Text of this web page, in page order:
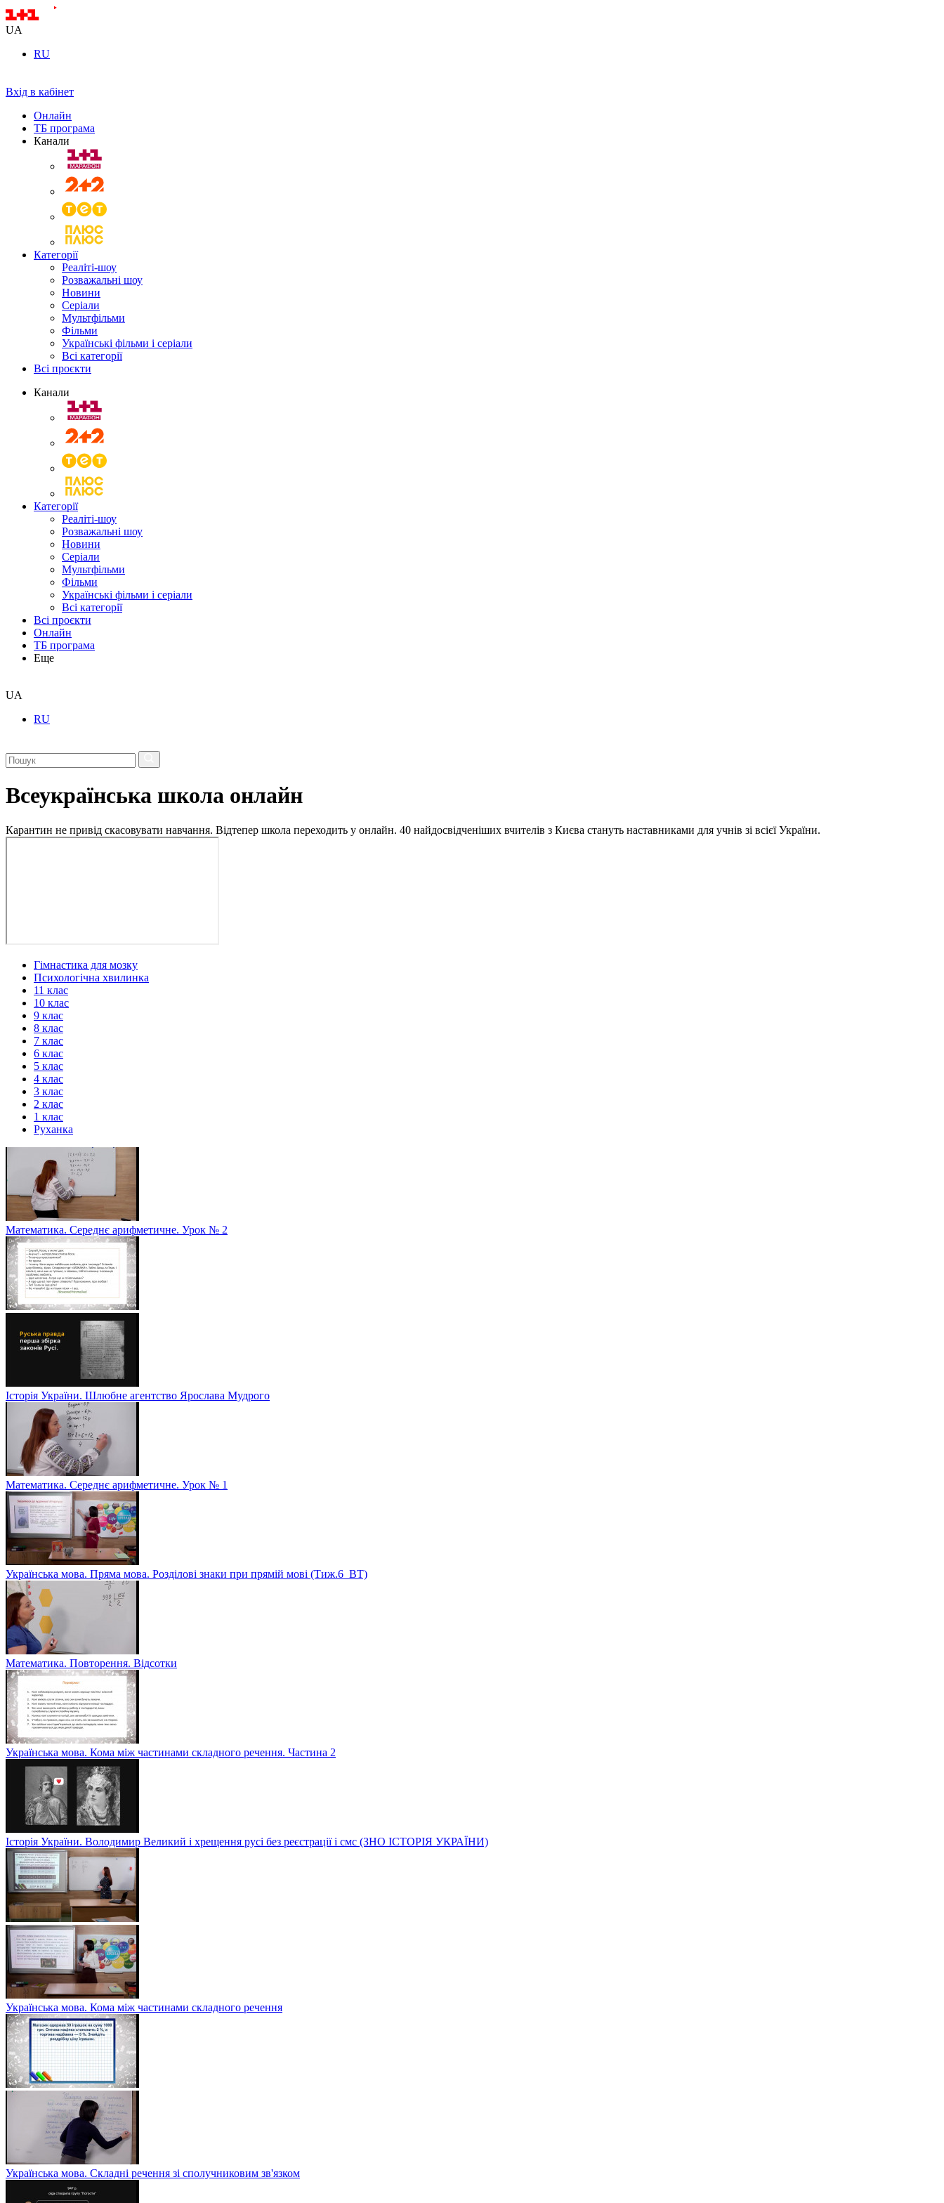
UA
RU
Вхід в кабінет
Онлайн
ТБ програма
Канали
Категорії
Реаліті-шоу
Розважальні шоу
Новини
Серіали
Мультфільми
Фільми
Українські фільми і серіали
Всі категорії
Всі проєкти
Канали
Категорії
Реаліті-шоу
Розважальні шоу
Новини
Серіали
Мультфільми
Фільми
Українські фільми і серіали
Всі категорії
Всі проєкти
Онлайн
ТБ програма
Еще
UA
RU
Всеукраїнська школа онлайн
Карантин не привід скасовувати навчання. Відтепер школа переходить у онлайн. 40 найдосвідченіших вчителів з Києва стануть наставниками для учнів зі всієї України.
Гімнастика для мозку
Психологічна хвилинка
11 клас
10 клас
9 клас
8 клас
7 клас
6 клас
5 клас
4 клас
3 клас
2 клас
1 клас
Руханка
Математика. Середнє арифметичне. Урок № 2
Історія України. Шлюбне агентство Ярослава Мудрого
Математика. Середнє арифметичне. Урок № 1
Українська мова. Пряма мова. Розділові знаки при прямій мові (Тиж.6_ВТ)
Математика. Повторення. Відсотки
Українська мова. Кома між частинами складного речення. Частина 2
Історія України. Володимир Великий і хрещення русі без реєстрації і смс (ЗНО ІСТОРІЯ УКРАЇНИ)
Українська мова. Кома між частинами складного речення
Українська мова. Складні речення зі сполучниковим зв'язком